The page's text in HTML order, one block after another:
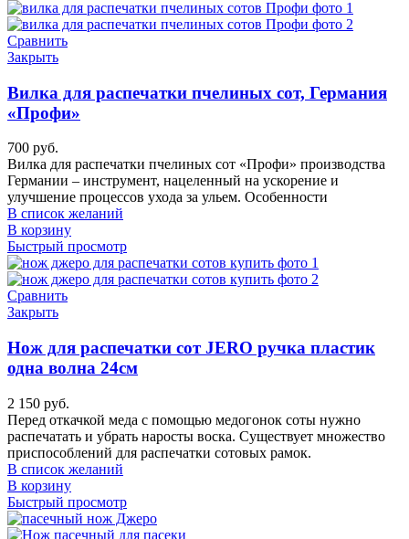
Сравнить
Закрыть
Вилка для распечатки пчелиных сот, Германия
«Профи»
700 руб.
Вилка для распечатки пчелиных сот «Профи» производства
Германии – инструмент, нацеленный на ускорение и
улучшение процессов ухода за ульем. Особенности
В список желаний
В корзину
Быстрый просмотр
Сравнить
Закрыть
Нож для распечатки сот JERO ручка пластик
одна волна 24см
2 150 руб.
Перед откачкой меда с помощью медогонок соты нужно
распечатать и убрать наросты воска. Существует множество
приспособлений для распечатки сотовых рамок.
В список желаний
В корзину
Быстрый просмотр